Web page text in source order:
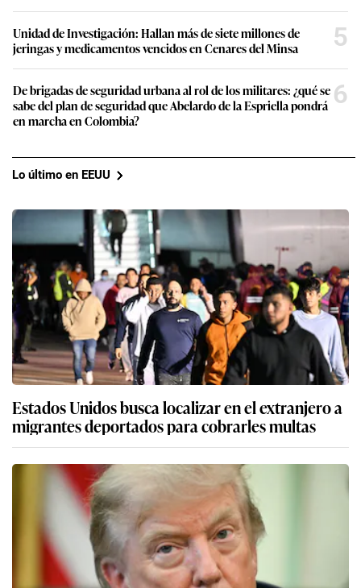
Unidad de Investigación: Hallan más de siete millones de
jeringas y medicamentos vencidos en Cenares del Minsa
5
De brigadas de seguridad urbana al rol de los militares: ¿qué se
sabe del plan de seguridad que Abelardo de la Espriella pondrá
en marcha en Colombia?
6
Lo último en EEUU
Estados Unidos busca localizar en el extranjero a
migrantes deportados para cobrarles multas